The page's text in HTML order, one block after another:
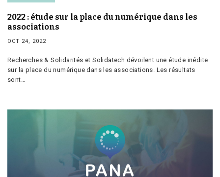
2022 : étude sur la place du numérique dans les
associations
OCT 24, 2022
Recherches & Solidarités et Solidatech dévoilent une étude inédite
sur la place du numérique dans les associations. Les résultats
sont…